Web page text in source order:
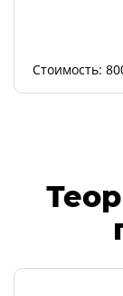
Стоимость: